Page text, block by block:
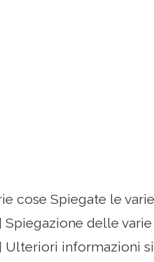
cose Spiegate le varie
delle varie
Ulteriori informazioni si